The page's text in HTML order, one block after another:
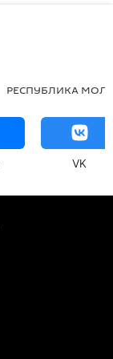
РЕСПУБЛИКА
VK